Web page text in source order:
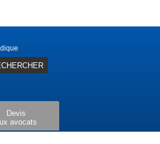
Devis
avocats